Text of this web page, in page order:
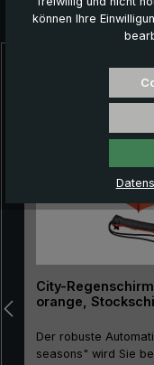
Das könnte Ihnen
City-
orange, Stockschirm,
Der robuste
seasons" wird Sie
können Ihre